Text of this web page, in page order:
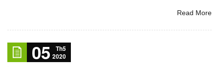
Read More
05
Th5
2020